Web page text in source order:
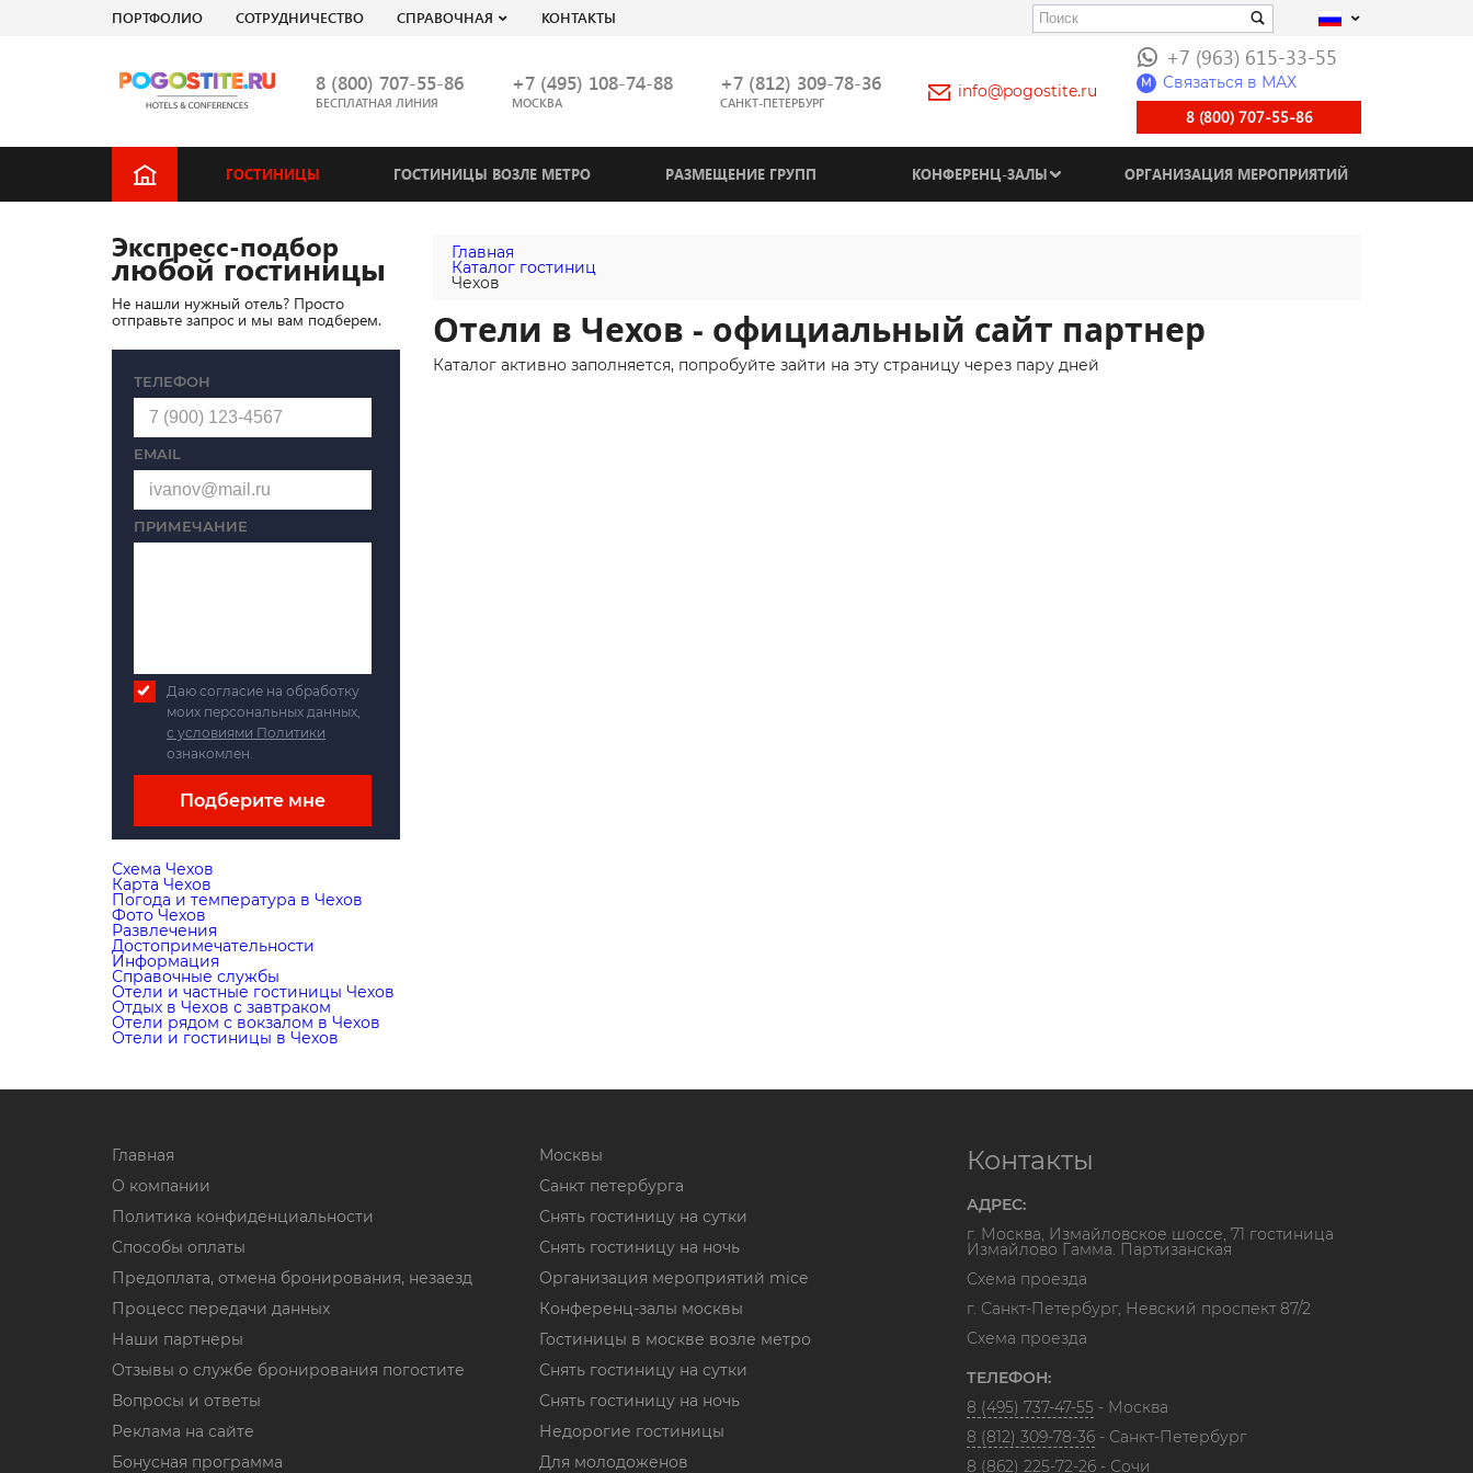
ПОРТФОЛИО СОТРУДНИЧЕСТВО СПРАВОЧНАЯ КОНТАКТЫ
8 (800) 707-55-86
БЕСПЛАТНАЯ ЛИНИЯ
+7 (495) 108-74-88
МОСКВА
+7 (812) 309-78-36
САНКТ-ПЕТЕРБУРГ
info@pogostite.ru
+7 (963) 615-33-55
M Связаться в МАХ
8 (800) 707-55-86
ГОСТИНИЦЫ ГОСТИНИЦЫ ВОЗЛЕ МЕТРО РАЗМЕЩЕНИЕ ГРУПП КОНФЕРЕНЦ-ЗАЛЫ ОРГАНИЗАЦИЯ МЕРОПРИЯТИЙ
Главная
Каталог гостиниц
Чехов
Отели в Чехов - официальный сайт партнер
Каталог активно заполняется, попробуйте зайти на эту страницу через пару дней
Экспресс-подбор
любой гостиницы
Не нашли нужный отель? Просто
отправьте запрос и мы вам подберем.
ТЕЛЕФОН
EMAIL
ПРИМЕЧАНИЕ
Даю согласие на обработку
моих персональных данных,
с условиями Политики
ознакомлен.
Подберите мне
Схема Чехов
Карта Чехов
Погода и температура в Чехов
Фото Чехов
Развлечения
Достопримечательности
Информация
Справочные службы
Отели и частные гостиницы Чехов
Отдых в Чехов с завтраком
Отели рядом с вокзалом в Чехов
Отели и гостиницы в Чехов
Главная
О компании
Политика конфиденциальности
Способы оплаты
Предоплата, отмена бронирования, незаезд
Процесс передачи данных
Наши партнеры
Отзывы о службе бронирования погостите
Вопросы и ответы
Реклама на сайте
Бонусная программа
Москвы
Санкт петербурга
Снять гостиницу на сутки
Снять гостиницу на ночь
Организация мероприятий mice
Конференц-залы москвы
Гостиницы в москве возле метро
Снять гостиницу на сутки
Снять гостиницу на ночь
Недорогие гостиницы
Для молодоженов
Контакты
АДРЕС:
г. Москва, Измайловское шоссе, 71 гостиница
Измайлово Гамма. Партизанская
Схема проезда
г. Санкт-Петербург, Невский проспект 87/2
Схема проезда
ТЕЛЕФОН:
8 (495) 737-47-55 - Москва
8 (812) 309-78-36 - Санкт-Петербург
8 (862) 225-72-26 - Сочи